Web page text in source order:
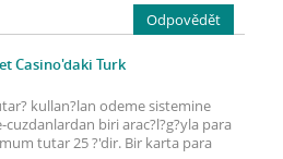
Odpovědět
Casino'daki Turk
kullan?lan odeme sistemine
biri arac?l?g?yla para
tutar 25 ?'dir. Bir karta para